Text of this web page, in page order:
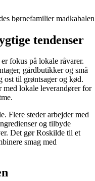
børnefamilier madkabalen
tendenser
fokus på lokale råvarer.
gårdbutikker og små
ost til grøntsager og kød.
med lokale leverandører for
Flere steder arbejder med
og tilbyde
Det gør Roskilde til et
smag med